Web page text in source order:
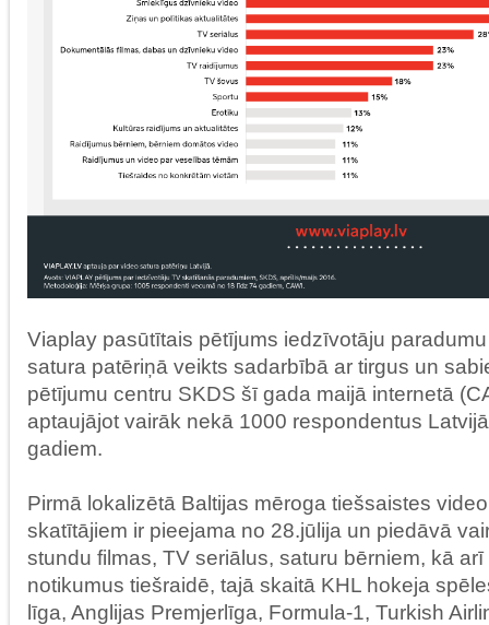
Viaplay pasūtītais pētījums iedzīvotāju
satura patēriņā veikts sadarbībā ar tirgus un
pētījumu centru SKDS šī gada maijā internetā
aptaujājot vairāk nekā 1000 respondentus
gadiem.
Pirmā lokalizētā Baltijas mēroga tiešsaistes
skatītājiem ir pieejama no 28.jūlija un piedāvā
stundu filmas, TV seriālus, saturu bērniem, kā
notikumus tiešraidē, tajā skaitā KHL hokeja
līga, Anglijas Premjerlīga, Formula-1, Turkish